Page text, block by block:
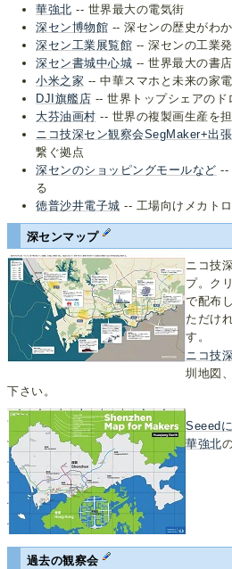
華強北 -- 世界最大の電気街
深セン博物館 -- 深センの歴史がわ
深セン工業展覧館 -- 深センの工業
深セン書城中心城 -- 世界最大の書店
小米之家 -- 中華スマホと未来の家
DJI旗艦店 -- 世界トップシェアの
大芬油画村 -- 世界の複製画生産を
ニコ技深セン観察会SegMaker+出
繋ぐ拠点
深センのショッピングモールなど --
る
徳普沙井電子城 -- 工場向けメカト
深センマップ
ニコ技
プ。ク
で配布
ただけ
す。
ニコ技
圳地図
下さい。
Seeed
華強北
過去の観察会